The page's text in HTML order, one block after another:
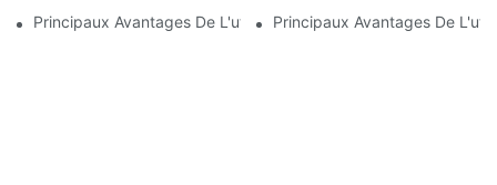
Principaux Avantages De L'utilisation De Draps De Spa De
Principaux Avantages De